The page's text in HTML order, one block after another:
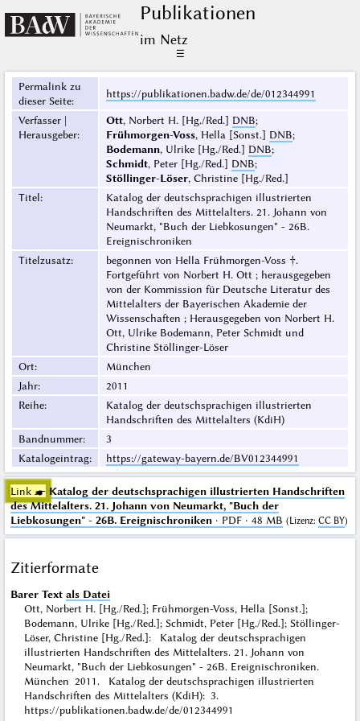
Publikationen
im Netz
☰
Permalink zu
dieser Seite:
https://publikationen.badw.de/de/012344991
Verfasser |
Herausgeber:
Ott, Norbert H. [Hg./Red.] DNB;
Frühmorgen-Voss, Hella [Sonst.] DNB;
Bodemann, Ulrike [Hg./Red.] DNB;
Schmidt, Peter [Hg./Red.] DNB;
Stöllinger-Löser, Christine [Hg./Red.]
Titel:
Katalog der deutschsprachigen illustrierten
Handschriften des Mittelalters. 21. Johann von
Neumarkt, "Buch der Liebkosungen" - 26B.
Ereignischroniken
Titelzusatz:
begonnen von Hella Frühmorgen-Voss †.
Fortgeführt von Norbert H. Ott ; herausgegeben
von der Kommission für Deutsche Literatur des
Mittelalters der Bayerischen Akademie der
Wissenschaften ; Herausgegeben von Norbert H.
Ott, Ulrike Bodemann, Peter Schmidt und
Christine Stöllinger-Löser
Ort:
München
Jahr:
2011
Reihe:
Katalog der deutschsprachigen illustrierten
Handschriften des Mittelalters (KdiH)
Bandnummer:
3
Katalogeintrag: https://gateway-bayern.de/BV012344991
Link ☛ Katalog der deutschsprachigen illustrierten Handschriften
des Mittelalters. 21. Johann von Neumarkt, "Buch der
Liebkosungen" - 26B. Ereignischroniken· PDF · 48 MB (Lizenz: CC BY)
Zitierformate
Barer Text als Datei
Ott, Norbert H. [Hg./Red.]; Frühmorgen-Voss, Hella [Sonst.];
Bodemann, Ulrike [Hg./Red.]; Schmidt, Peter [Hg./Red.]; Stöllinger-
Löser, Christine [Hg./Red.]: Katalog der deutschsprachigen
illustrierten Handschriften des Mittelalters. 21. Johann von
Neumarkt, "Buch der Liebkosungen" - 26B. Ereignischroniken.
München 2011. Katalog der deutschsprachigen illustrierten
Handschriften des Mittelalters (KdiH): 3.
https://publikationen.badw.de/de/012344991